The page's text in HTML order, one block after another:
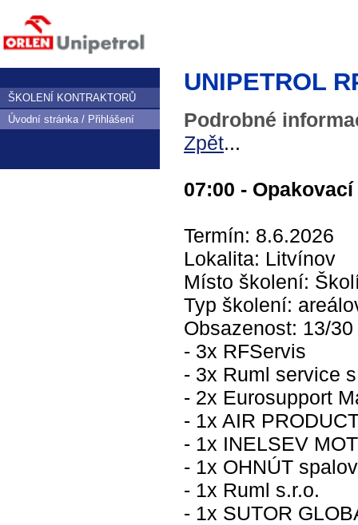
ŠKOLENÍ KONTRAKTORŮ
Úvodní stránka / Přihlášení
UNIPETROL
Podrobné
Zpět...
07:00 -
Termín: 8.6.2026
Lokalita: Litvínov
Místo školení:
Typ školení:
Obsazenost: 13/30
- 3x RFServis
- 3x Ruml service
- 2x Eurosupport
- 1x AIR
- 1x INELSEV
- 1x OHNÚT
- 1x Ruml s.r.o.
- 1x SUTOR